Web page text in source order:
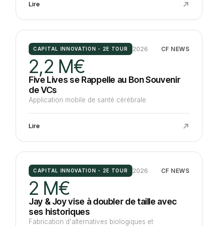
Lire
CAPITAL INNOVATION - 2E TOUR 2026 CF NEWS
2,2 M€
Five Lives se Rappelle au Bon Souvenir
de VCs
Application mobile de santé cérébrale
Lire
CAPITAL INNOVATION - 2E TOUR 2026 CF NEWS
2 M€
Jay & Joy vise à doubler de taille avec
ses historiques
Fabrication d'alternatives biologiques et